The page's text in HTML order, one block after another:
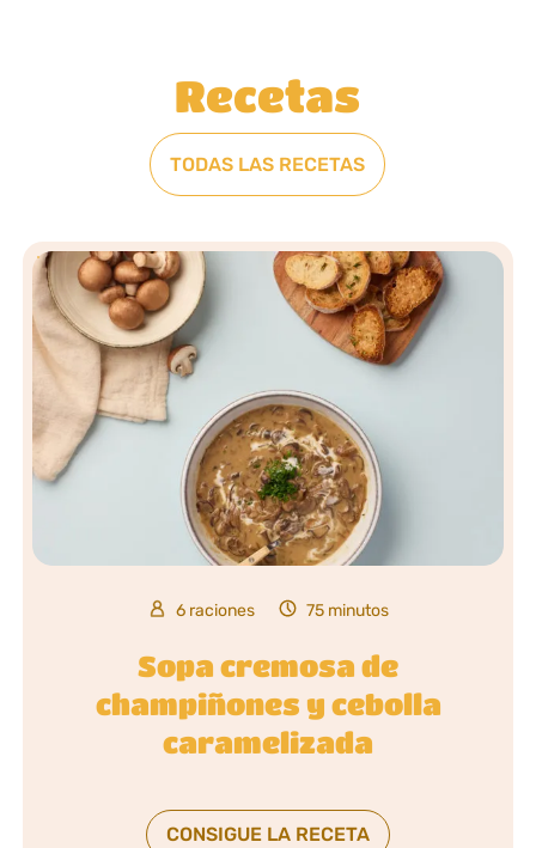
Recetas
TODAS LAS RECETAS
6 raciones 75 minutos
Sopa cremosa de
champiñones y cebolla
caramelizada
CONSIGUE LA RECETA